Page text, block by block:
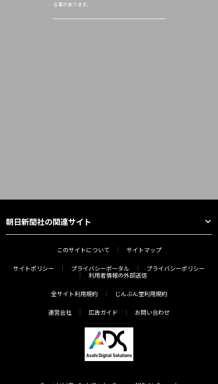
る事があります。
朝日新聞社の関連サイト
このサイトについて サイトマップ
サイトポリシー プライバシーポータル
プライバシーポリシー
利用者情報の外部送信
全サイト利用規約 じんぶん堂利用規約
運営会社 広告ガイド お問い合わせ